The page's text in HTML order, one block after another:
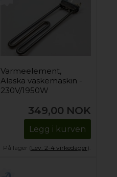
Varmeelement,
Alaska vaskemaskin -
230V/1950W
349,00 NOK
Legg i kurven
På lager (Lev. 2-4 virkedager).